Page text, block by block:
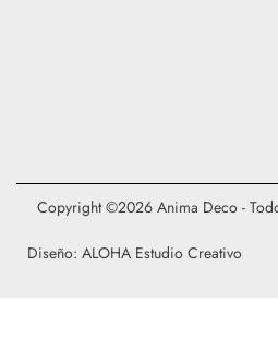
Diseño: ALOHA Estudio Creativo
Copyright ©2026 Anima Deco -